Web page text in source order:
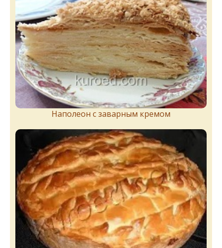
Наполеон с заварным кремом